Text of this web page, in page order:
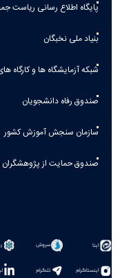
پایگاه اطلاع رسانی ریاست
بنیاد ملی نخبگان
شبکه آزمایشگاه ها و کارگاه
صندوق رفاه دانشجویان
سازمان سنجش آموزش کشور
صندوق حمایت از پژوهشگران
ایتا سروش
اینستاگرام تلگرام